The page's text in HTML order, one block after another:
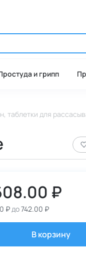
и грипп
таблетки для
₽
₽до742.00 ₽
В корзину